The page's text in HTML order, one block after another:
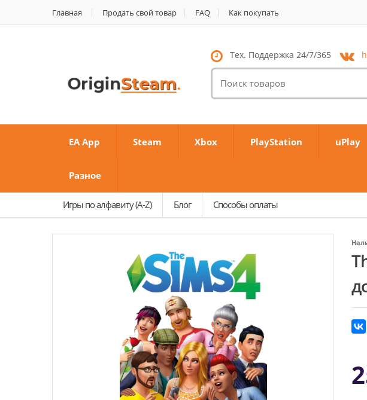
Главная Продать свой товар FAQ Как покупать
Тех. Поддержка 24/7/365
Поиск
товаров:
EA App Steam Xbox PlayStation uPlay
Разное
Игры по алфавиту (A-Z) Блог Способы оплаты